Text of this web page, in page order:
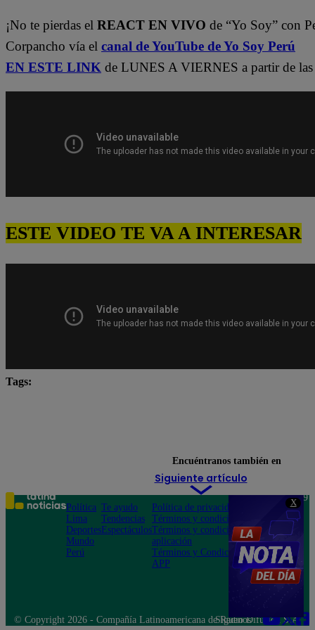
X
¡No te pierdas el REACT EN VIVO de “Yo Soy” con
Corpancho vía el canal de YouTube de Yo Soy Perú
EN ESTE LINK de LUNES A VIERNES a partir de
ESTE VIDEO TE VA A INTERESAR
Tags:
Siguiente artículo
Encuéntranos también en
Política
Lima
Deportes
Mundo
Perú
Te ayudo
Tendencias
Espectáculos
Política de privacidad
Términos y condiciones
Términos y condiciones
aplicación
Términos y Condiciones
APP
Teléfono: 219
Av. San
Felipe 968
Jesús María
© Copyright 2026 - Compañía Latinoamericana de Radio Difusión S.A.
Síguenos